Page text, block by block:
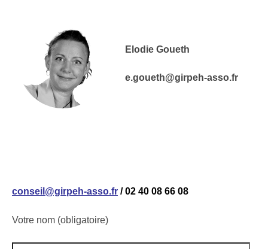
Elodie Goueth
e.goueth@girpeh-asso.fr
conseil@girpeh-asso.fr / 02 40 08 66 08
Votre nom (obligatoire)